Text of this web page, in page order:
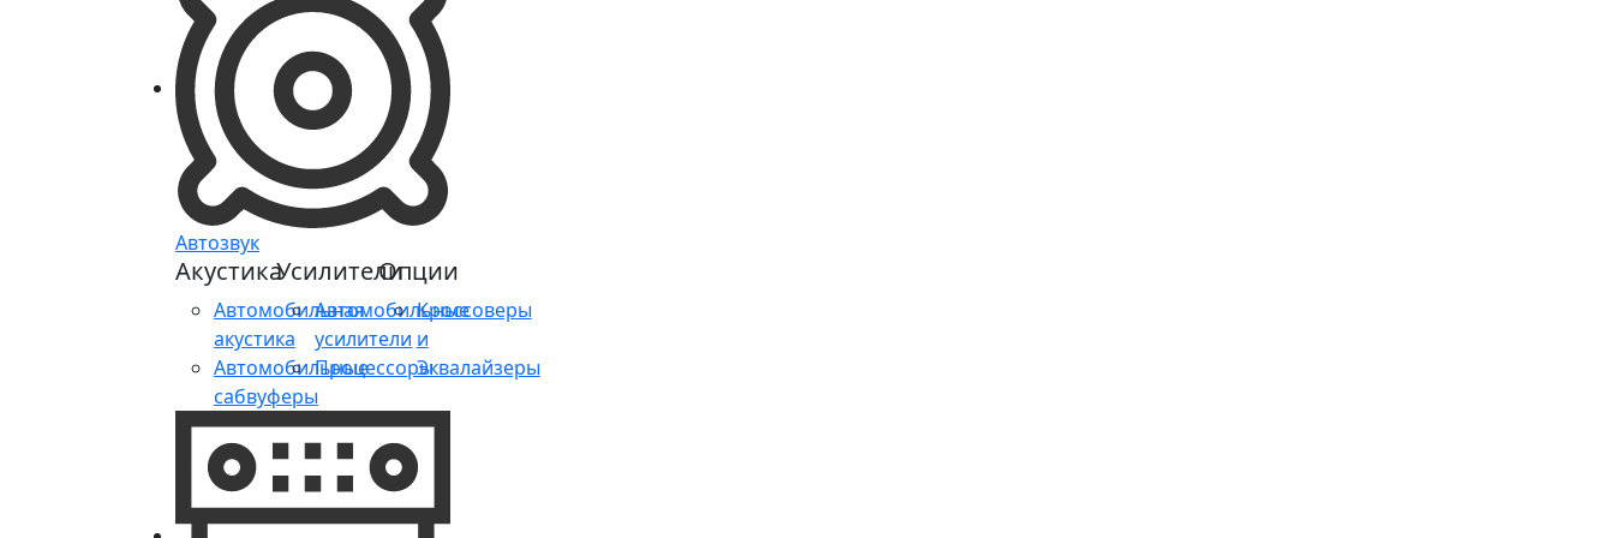
Автозвук
Акустика
Автомобильная
акустика
Автомобильные
сабвуферы
Усилители
Автомобильные
усилители
Процессоры
Опции
Кроссоверы
и
Эквалайзеры